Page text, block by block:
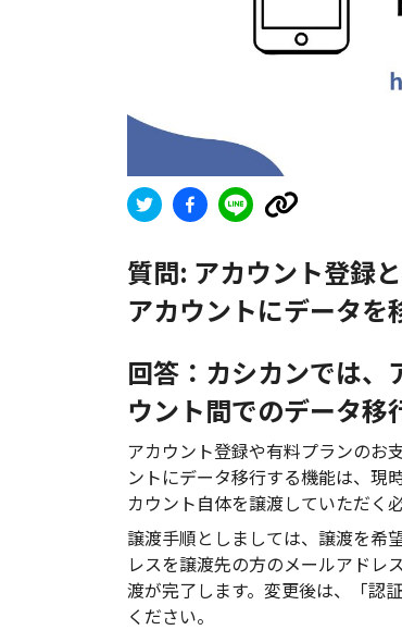
質問: アカウント登録
アカウントにデータを
回答：カシカンでは、
ウント間でのデータ移
アカウント登録や有料プランのお
ントにデータ移行する機能は、現
カウント自体を譲渡していただく
譲渡手順としましては、譲渡を希
レスを譲渡先の方のメールアド
渡が完了します。変更後は、「認
ください。